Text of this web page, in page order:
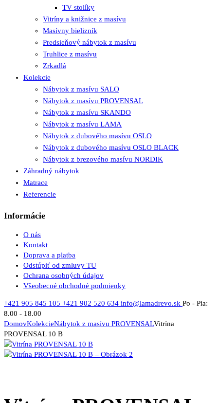
TV stolíky
Vitríny a knižnice z masívu
Masívny bielizník
Predsieňový nábytok z masívu
Truhlice z masívu
Zrkadlá
Kolekcie
Nábytok z masívu SALO
Nábytok z masívu PROVENSAL
Nábytok z masívu SKANDO
Nábytok z masívu LAMA
Nábytok z dubového masívu OSLO
Nábytok z dubového masívu OSLO BLACK
Nábytok z brezového masívu NORDIK
Záhradný nábytok
Matrace
Referencie
Informácie
O nás
Kontakt
Doprava a platba
Odstúpiť od zmluvy TU
Ochrana osobných údajov
Všeobecné obchodné podmienky
+421 905 845 105 +421 902 520 634 info@lamadrevo.sk Po - Pia:
8.00 - 18.00
DomovKolekcieNábytok z masívu PROVENSALVitrína
PROVENSAL 10 B